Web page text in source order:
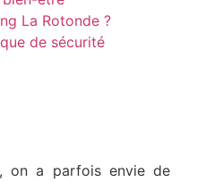
on a parfois envie de
La Rotonde ?
de sécurité